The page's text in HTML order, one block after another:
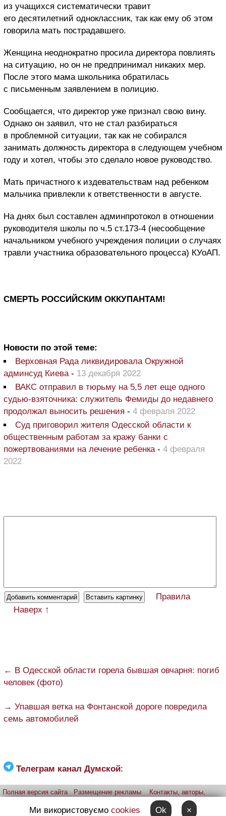
из учащихся систематически травит
его десятилетний одноклассник, так как ему об этом
говорила мать пострадавшего.
Женщина неоднократно просила директора повлиять
на ситуацию, но он не предпринимал никаких мер.
После этого мама школьника обратилась
с письменным заявлением в полицию.
Сообщается, что директор уже признал свою вину.
Однако он заявил, что не стал разбираться
в проблемной ситуации, так как не собирался
занимать должность директора в следующем учебном
году и хотел, чтобы это сделало новое руководство.
Мать причастного к издевательствам над ребенком
мальчика привлекли к ответственности в августе.
На днях был составлен админпротокол в отношении
руководителя школы по ч.5 ст.173-4 (несообщение
начальником учебного учреждения полиции о случаях
травли участника образовательного процесса) КУоАП.
СМЕРТЬ РОССИЙСКИМ ОККУПАНТАМ!
Новости по этой теме:
Верховная Рада ликвидировала Окружной
админсуд Киева- 13 декабря 2022
ВАКС отправил в тюрьму на 5,5 лет еще одного
судью-взяточника: служитель Фемиды до недавнего
продолжал выносить решения - 4 февраля 2022
Суд приговорил жителя Одесской области к
общественным работам за кражу банки с
пожертвованиями на лечение ребенка - 4 февраля
2022
Правила
Наверх ↑
← В Одесской области горела бывшая овчарня: погиб
человек (фото)
→ Упавшая ветка на Фонтанской дороге повредила
семь автомобилей
Телеграм канал Думской:
Полная версия сайта Размещение рекламы
Контакты, авторы,
iPhone
Ми використовуємо cookies Ok ×